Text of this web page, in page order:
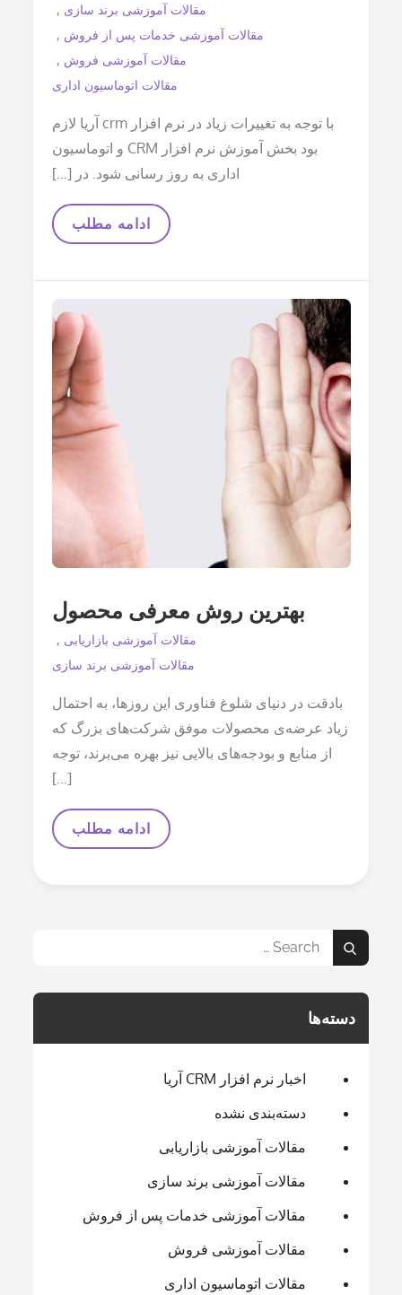
مقالات آموزشی برند سازی
مقالات آموزشی خدمات پس از فروش
مقالات آموزشی فروش
مقالات اتوماسیون اداری
با توجه به تغییرات زیاد در نرم افزار crm آریا لازم
بود بخش آموزش نرم افزار CRM و اتوماسیون
اداری به روز رسانی شود. در […]
آموزش
و
ادامه مطلب
بهترین روش معرفی محصول
مقالات آموزشی بازاریابی
مقالات آموزشی برند سازی
بادقت در دنیای شلوغ فناوری این روزها، به احتمال
زیاد عرضه‌ی محصولات موفق شرکت‌های بزرگ که
از منابع و بودجه‌های بالایی نیز بهره می‌برند، توجه
[…]
بهترین
ادامه مطلب
Search
for:
Search
دسته‌ها
اخبار نرم افزار CRM آریا
دسته‌بندی نشده
مقالات آموزشی بازاریابی
مقالات آموزشی برند سازی
مقالات آموزشی خدمات پس از فروش
مقالات آموزشی فروش
مقالات اتوماسیون اداری